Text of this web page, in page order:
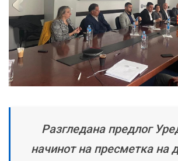
Разгледана предлог
начинот на пресметка на